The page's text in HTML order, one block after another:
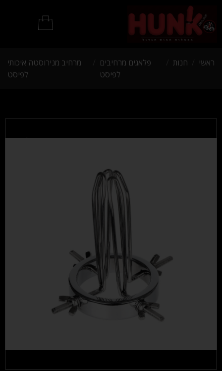
ראשי חנות
פלאגים מרחיבים
לפיסט
מרחיב מנירוסטה איכותי
לפיסט